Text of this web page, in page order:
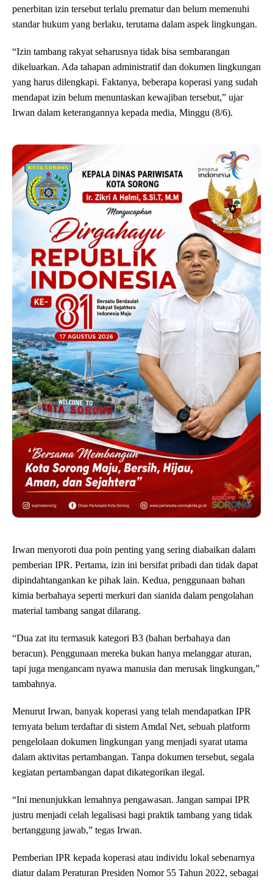
penerbitan izin tersebut terlalu prematur dan belum memenuhi
standar hukum yang berlaku, terutama dalam aspek lingkungan.
“Izin tambang rakyat seharusnya tidak bisa sembarangan
dikeluarkan. Ada tahapan administratif dan dokumen lingkungan
yang harus dilengkapi. Faktanya, beberapa koperasi yang sudah
mendapat izin belum menuntaskan kewajiban tersebut,” ujar
Irwan dalam keterangannya kepada media, Minggu (8/6).
Irwan menyoroti dua poin penting yang sering diabaikan dalam
pemberian IPR. Pertama, izin ini bersifat pribadi dan tidak dapat
dipindahtangankan ke pihak lain. Kedua, penggunaan bahan
kimia berbahaya seperti merkuri dan sianida dalam pengolahan
material tambang sangat dilarang.
“Dua zat itu termasuk kategori B3 (bahan berbahaya dan
beracun). Penggunaan mereka bukan hanya melanggar aturan,
tapi juga mengancam nyawa manusia dan merusak lingkungan,”
tambahnya.
Menurut Irwan, banyak koperasi yang telah mendapatkan IPR
ternyata belum terdaftar di sistem Amdal Net, sebuah platform
pengelolaan dokumen lingkungan yang menjadi syarat utama
dalam aktivitas pertambangan. Tanpa dokumen tersebut, segala
kegiatan pertambangan dapat dikategorikan ilegal.
“Ini menunjukkan lemahnya pengawasan. Jangan sampai IPR
justru menjadi celah legalisasi bagi praktik tambang yang tidak
bertanggung jawab,” tegas Irwan.
Pemberian IPR kepada koperasi atau individu lokal sebenarnya
diatur dalam Peraturan Presiden Nomor 55 Tahun 2022, sebagai